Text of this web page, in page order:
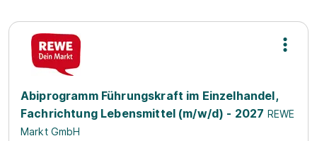
Abiprogramm Führungskraft im Einzelhandel,
Fachrichtung Lebensmittel (m/w/d) - 2027 REWE
Markt GmbH